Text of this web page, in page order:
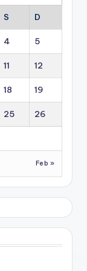
S D
4 5
11 12
18 19
25 26
Feb »